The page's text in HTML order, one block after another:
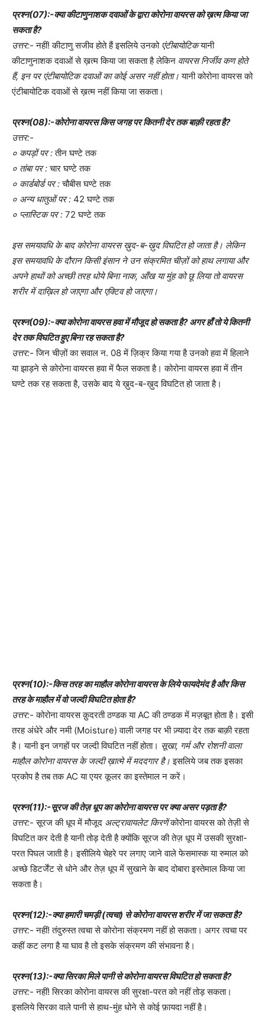
प्रश्न(07):-क्या कीटाणुनाशक दवाओं के द्वारा कोरोना वायरस को ख़त्म किया जा
सकता है?
उत्तर:- नहीं! कीटाणु सजीव होते हैं इसलिये उनको एंटीबायोटिकयानी
कीटाणुनाशक दवाओं से ख़त्म किया जा सकता है लेकिन वायरस निर्जीव कण होते
हैं, इन पर एंटीबायोटिक दवाओं का कोई असर नहीं होता। यानी कोरोना वायरस को
एंटीबायोटिक दवाओं से ख़त्म नहीं किया जा सकता।
प्रश्न(08):-कोरोना वायरस किस जगह पर कितनी देर तक बाक़ी रहता है?
उत्तर:-
० कपड़ों पर :तीन घण्टे तक
० तांबा पर :चार घण्टे तक
० कार्डबोर्ड पर :चौबीस घण्टे तक
० अन्य धातुओं पर : 42 घण्टे तक
० प्लास्टिक पर : 72 घण्टे तक
इस समयावधि के बाद कोरोना वायरस ख़ुद-ब-ख़ुद विघटित हो जाता है। लेकिन
इस समयावधि के दौरान किसी इंसान ने उन संक्रमित चीज़ों को हाथ लगाया और
अपने हाथों को अच्छी तरह धोये बिना नाक, आँख या मुंह को छू लिया तो वायरस
शरीर में दाख़िल हो जाएगा और एक्टिव हो जाएगा।
प्रश्न(09):-क्या कोरोना वायरस हवा में मौजूद हो सकता है? अगर हाँ तो ये कितनी
देर तक विघटित हुए बिना रह सकता है?
उत्तर:- जिन चीज़ों का सवाल न. 08 में ज़िक्र किया गया है उनको हवा में हिलाने
या झाड़ने से कोरोना वायरस हवा में फैल सकता है। कोरोना वायरस हवा में तीन
घण्टे तक रह सकता है, उसके बाद ये ख़ुद-ब-ख़ुद विघटित हो जाता है।
प्रश्न(10):-किस तरह का माहौल कोरोना वायरस के लिये फायदेमंद है और किस
तरह के माहौल में वो जल्दी विघटित होता है?
उत्तर:- कोरोना वायरस क़ुदरती ठण्डक या AC की ठण्डक में मज़बूत होता है। इसी
तरह अंधेरे और नमी (Moisture) वाली जगह पर भी ज़्यादा देर तक बाक़ी रहता
है। यानी इन जगहों पर जल्दी विघटित नहीं होता। सूखा, गर्म और रोशनी वाला
माहौल कोरोना वायरस के जल्दी ख़ात्मे में मददगार है। इसलिये जब तक इसका
प्रकोप है तब तक AC या एयर कूलर का इस्तेमाल न करें।
प्रश्न(11):-सूरज की तेज़ धूप का कोरोना वायरस पर क्या असर पड़ता है?
उत्तर:- सूरज की धूप में मौजूद अल्ट्रावायलेट किरणेंकोरोना वायरस को तेज़ी से
विघटित कर देती है यानी तोड़ देती है क्योंकि सूरज की तेज़ धूप में उसकी सुरक्षा-
परत पिघल जाती है। इसीलिये चेहरे पर लगाए जाने वाले फेसमास्क या रुमाल को
अच्छे डिटर्जेंट से धोने और तेज़ धूप में सुखाने के बाद दोबारा इस्तेमाल किया जा
सकता है।
प्रश्न(12):-क्या हमारी चमड़ी (त्वचा) से कोरोना वायरस शरीर में जा सकता है?
उत्तर:- नहीं! तंदुरुस्त त्वचा से कोरोना संक्रमण नहीं हो सकता। अगर त्वचा पर
कहीं कट लगा है या घाव है तो इसके संक्रमण की संभावना है।
प्रश्न(13):-क्या सिरका मिले पानी से कोरोना वायरस विघटित हो सकता है?
उत्तर:- नहीं! सिरका कोरोना वायरस की सुरक्षा-परत को नहीं तोड़ सकता।
इसलिये सिरका वाले पानी से हाथ-मुंह धोने से कोई फ़ायदा नहीं है।